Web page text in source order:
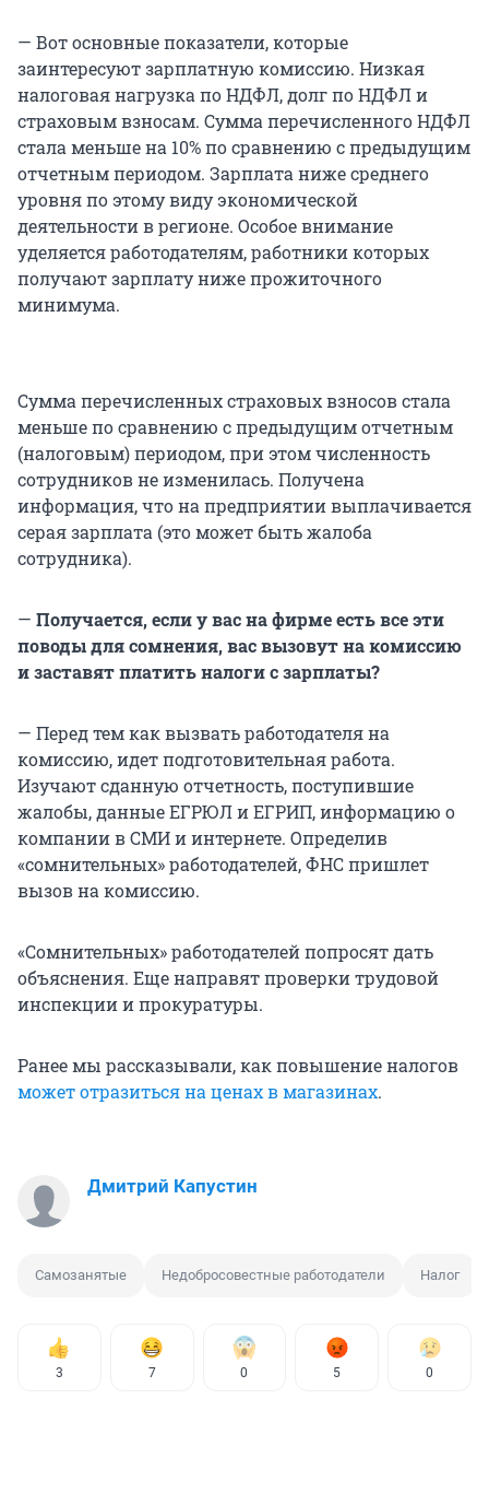
— Вот основные показатели, которые
заинтересуют зарплатную комиссию. Низкая
налоговая нагрузка по НДФЛ, долг по НДФЛ и
страховым взносам. Сумма перечисленного НДФЛ
стала меньше на 10% по сравнению с предыдущим
отчетным периодом. Зарплата ниже среднего
уровня по этому виду экономической
деятельности в регионе. Особое внимание
уделяется работодателям, работники которых
получают зарплату ниже прожиточного
минимума.
Сумма перечисленных страховых взносов стала
меньше по сравнению с предыдущим отчетным
(налоговым) периодом, при этом численность
сотрудников не изменилась. Получена
информация, что на предприятии выплачивается
серая зарплата (это может быть жалоба
сотрудника).
— Получается, если у вас на фирме есть все эти
поводы для сомнения, вас вызовут на комиссию
и заставят платить налоги с зарплаты?
— Перед тем как вызвать работодателя на
комиссию, идет подготовительная работа.
Изучают сданную отчетность, поступившие
жалобы, данные ЕГРЮЛ и ЕГРИП, информацию о
компании в СМИ и интернете. Определив
«сомнительных» работодателей, ФНС пришлет
вызов на комиссию.
«Сомнительных» работодателей попросят дать
объяснения. Еще направят проверки трудовой
инспекции и прокуратуры.
Ранее мы рассказывали, как повышение налогов
может отразиться на ценах в магазинах.
Дмитрий Капустин
Самозанятые Недобросовестные работодатели Налог
3 7 0 5 0